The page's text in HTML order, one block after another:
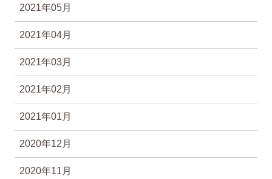
2021年05月
2021年04月
2021年03月
2021年02月
2021年01月
2020年12月
2020年11月